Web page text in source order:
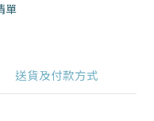
單
送貨及付款方式